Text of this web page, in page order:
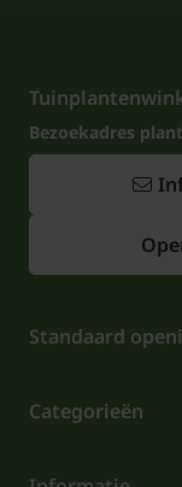
Bezoekadres
Standaard
Categorieën